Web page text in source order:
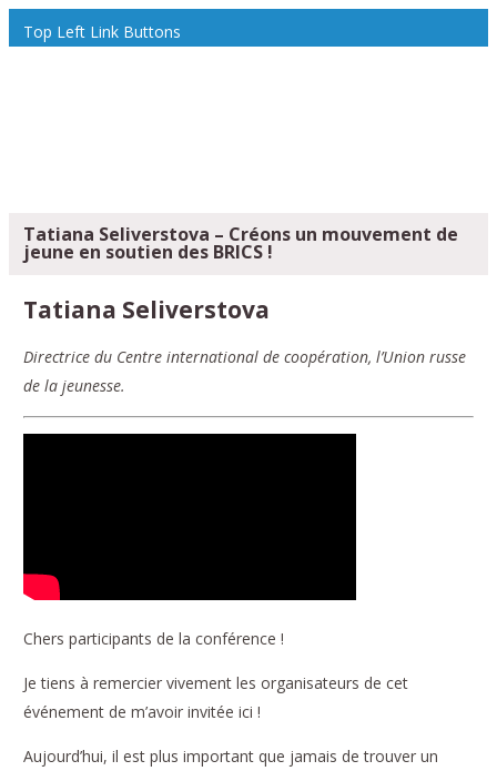
Top Left Link Buttons
Tatiana Seliverstova – Créons un mouvement de
jeune en soutien des BRICS !
Tatiana Seliverstova
Directrice du Centre international de coopération, l’Union russe
de la jeunesse.
Chers participants de la conférence !
Je tiens à remercier vivement les organisateurs de cet
événement de m’avoir invitée ici !
Aujourd’hui, il est plus important que jamais de trouver un